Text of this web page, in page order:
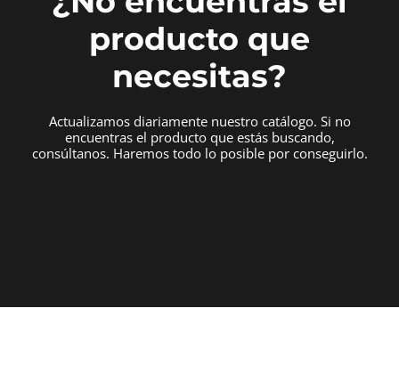
producto que
necesitas?
Actualizamos diariamente nuestro catálogo. Si no
encuentras el producto que estás buscando,
consúltanos. Haremos todo lo posible por conseguirlo.